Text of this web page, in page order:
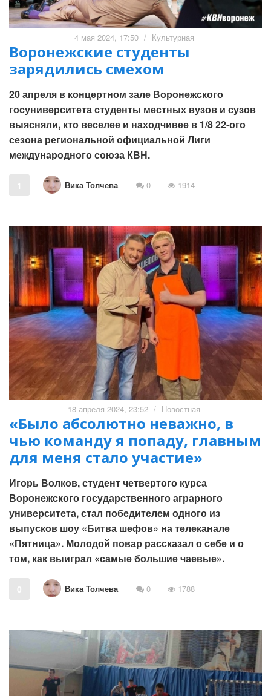
4 мая 2024, 17:50 / Культурная
Воронежские студенты
зарядились смехом
20 апреля в концертном зале Воронежского
госуниверситета студенты местных вузов и сузов
выясняли, кто веселее и находчивее в 1/8 22-ого
сезона региональной официальной Лиги
международного союза КВН.
1 Вика Толчева 0 1914
18 апреля 2024, 23:52 / Новостная
«Было абсолютно неважно, в
чью команду я попаду, главным
для меня стало участие»
Игорь Волков, студент четвертого курса
Воронежского государственного аграрного
университета, стал победителем одного из
выпусков шоу «Битва шефов» на телеканале
«Пятница». Молодой повар рассказал о себе и о
том, как выиграл «самые большие чаевые».
0 Вика Толчева 0 1788